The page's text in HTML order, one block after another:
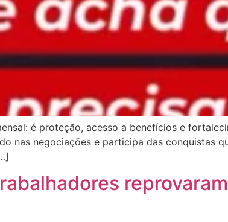
é proteção, acesso a benefícios e
nas negociações e participa das conquistas